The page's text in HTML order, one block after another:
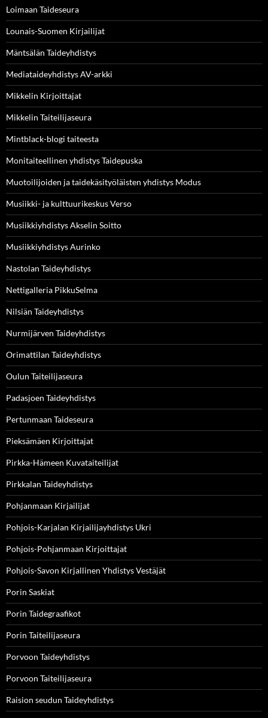
Loimaan Taideseura
Lounais-Suomen Kirjailijat
Mäntsälän Taideyhdistys
Mediataideyhdistys AV-arkki
Mikkelin Kirjoittajat
Mikkelin Taiteilijaseura
Mintblack-blogi taiteesta
Monitaiteellinen yhdistys Taidepuska
Muotoilijoiden ja taidekäsityöläisten yhdistys Modus
Musiikki- ja kulttuurikeskus Verso
Musiikkiyhdistys Akselin Soitto
Musiikkiyhdistys Aurinko
Nastolan Taideyhdistys
Nettigalleria PikkuSelma
Nilsiän Taideyhdistys
Nurmijärven Taideyhdistys
Orimattilan Taideyhdistys
Oulun Taiteilijaseura
Padasjoen Taideyhdistys
Pertunmaan Taideseura
Pieksämäen Kirjoittajat
Pirkka-Hämeen Kuvataiteilijat
Pirkkalan Taideyhdistys
Pohjanmaan Kirjailijat
Pohjois-Karjalan Kirjailijayhdistys Ukri
Pohjois-Pohjanmaan Kirjoittajat
Pohjois-Savon Kirjallinen Yhdistys Vestäjät
Porin Saskiat
Porin Taidegraafikot
Porin Taiteilijaseura
Porvoon Taideyhdistys
Porvoon Taiteilijaseura
Raision seudun Taideyhdistys